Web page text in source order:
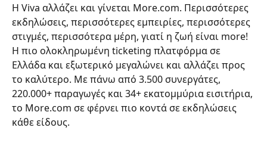
Η Viva αλλάζει και γίνεται More.com. Περισσότερες
εκδηλώσεις, περισσότερες εμπειρίες, περισσότερες
στιγμές, περισσότερα μέρη, γιατί η ζωή είναι more!
H πιο ολοκληρωμένη ticketing πλατφόρμα σε
Ελλάδα και εξωτερικό μεγαλώνει και αλλάζει προς
το καλύτερο. Με πάνω από 3.500 συνεργάτες,
220.000+ παραγωγές και 34+ εκατομμύρια εισιτήρια,
το More.com σε φέρνει πιο κοντά σε εκδηλώσεις
κάθε είδους.